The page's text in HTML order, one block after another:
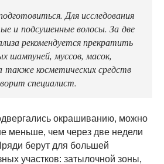
Для исследования
и подсушенные волосы. За две
рекомендуется прекратить
шампуней, муссов, масок,
также косметических средств
специалист.
окрашиванию, можно
меньше, чем через две недели
берут для большей
участков: затылочной зоны,